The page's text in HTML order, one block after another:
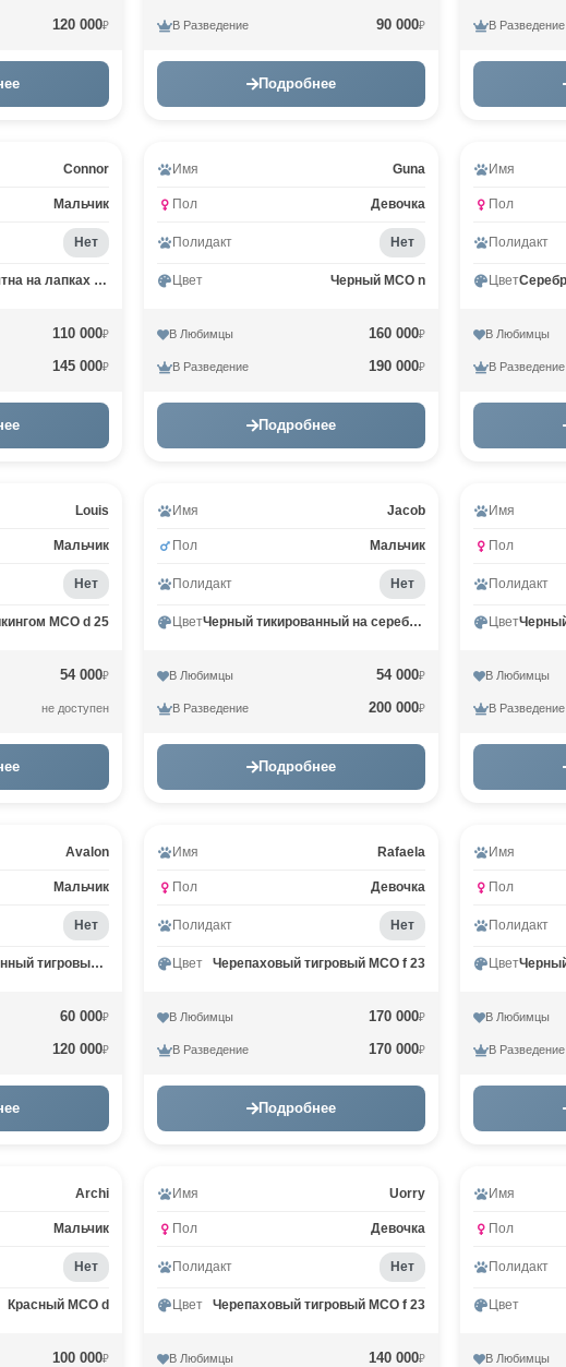
120 000₽ В Разведение 90 000₽
Подробнее
В Разведение
Connor
Мальчик
Нет
Черный белые пятна на лапках и/или груди MCO n 09
110 000₽
145 000₽
Имя Guna
Пол Девочка
Полидакт Нет
Цвет Черный MCO n
В Любимцы 160 000₽
В Разведение 190 000₽
Подробнее
Имя
Пол
Полидакт
Цвет
В Любимцы
В Разведение
Louis
Мальчик
Нет
MCO d 25
54 000₽
не доступен
Имя Jacob
Пол Мальчик
Полидакт Нет
Цвет Черный тикированный на серебре MCO ns 25
В Любимцы 54 000₽
В Разведение 200 000₽
Подробнее
Имя
Пол
Полидакт
Цвет
В Любимцы
В Разведение
Avalon
Мальчик
Нет
Красный серебрянный тигровый MCO ds 23
60 000₽
120 000₽
Видео
Имя Rafaela
Пол Девочка
Полидакт Нет
Цвет Черепаховый тигровый MCO f 23
В Любимцы 170 000₽
В Разведение 170 000₽
Подробнее
Имя
Пол
Полидакт
Цвет
В Любимцы
В Разведение
Archi
Мальчик
Нет
Красный MCO d
100 000₽
Видео
Имя Uorry
Пол Девочка
Полидакт Нет
Цвет Черепаховый тигровый MCO f 23
В Любимцы 140 000₽
Имя
Пол
Полидакт
Цвет
В Любимцы